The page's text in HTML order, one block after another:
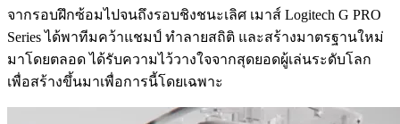
จากรอบฝึกซ้อมไปจนถึงรอบชิงชนะเลิศ เมาส์ Logitech G PRO
Series ได้พาทีมคว้าแชมป์ ทำลายสถิติ และสร้างมาตรฐานใหม่
มาโดยตลอด ได้รับความไว้วางใจจากสุดยอดผู้เล่นระดับโลก
เพื่อสร้างขึ้นมาเพื่อการนี้โดยเฉพาะ